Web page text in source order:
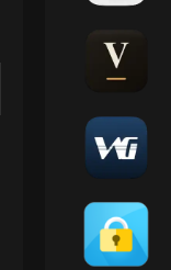
接！直接从苹果公
来源： DaVinci
v21.0.3 AIO 达芬
janm999 •
谢谢分享~